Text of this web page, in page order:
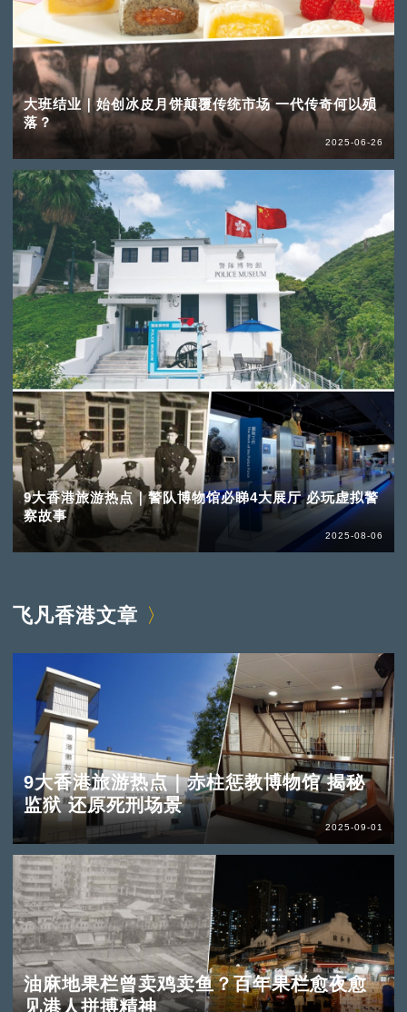
大班结业｜始创冰皮月饼颠覆传统市场 一代传奇何以殒
落？
2025-06-26
9大香港旅游热点｜警队博物馆必睇4大展厅 必玩虚拟警
察故事
2025-08-06
飞凡香港文章
9大香港旅游热点｜赤柱惩教博物馆 揭秘
监狱 还原死刑场景
2025-09-01
油麻地果栏曾卖鸡卖鱼？百年果栏愈夜愈
见港人拼搏精神